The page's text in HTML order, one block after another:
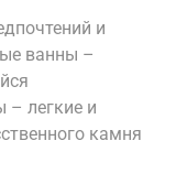
и
ванны –
– легкие и
камня